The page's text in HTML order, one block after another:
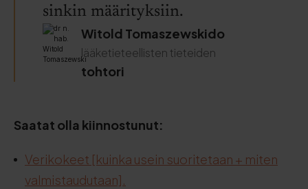
sinkin määrityksiin.
Witold Tomaszewskido
lääketieteellisten tieteiden
tohtori
Saatat olla kiinnostunut:
Verikokeet [kuinka usein suoritetaan + miten
valmistaudutaan].